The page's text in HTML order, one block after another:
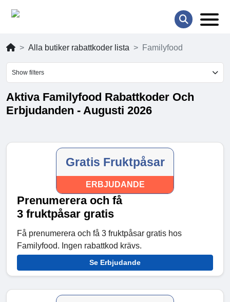
Alla butiker rabattkoder lista Familyfood
Show filters
Aktiva Familyfood Rabattkoder Och
Erbjudanden - Augusti 2026
Gratis Fruktpåsar
ERBJUDANDE
Prenumerera och få
3 fruktpåsar gratis
Få prenumerera och få 3 fruktpåsar gratis hos
Familyfood. Ingen rabattkod krävs.
Se Erbjudande